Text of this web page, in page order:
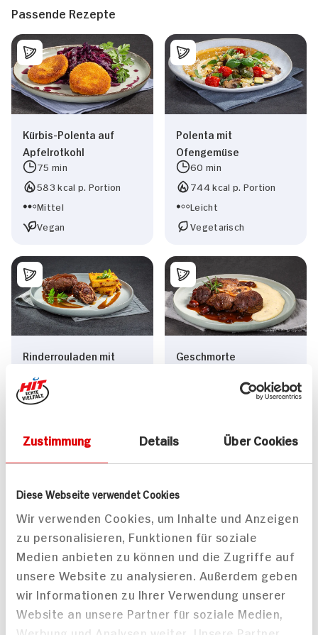
Zustimmung Details Über Cookies
Diese Webseite verwendet Cookies
Wir verwenden Cookies, um Inhalte und Anzeigen
zu personalisieren, Funktionen für soziale
Medien anbieten zu können und die Zugriffe auf
unsere Website zu analysieren. Außerdem geben
wir Informationen zu Ihrer Verwendung unserer
Website an unsere Partner für soziale Medien,
Werbung und Analysen weiter. Unsere Partner
Passende Rezepte
Kürbis-Polenta auf
Apfelrotkohl
75 min
583 kcal p. Portion
Mittel
Vegan
Polenta mit
Ofengemüse
60 min
744 kcal p. Portion
Leicht
Vegetarisch
Rinderrouladen mit
mit mediterranen
Tomaten-Polenta-
180 min
Geschmorte
Oliven-Rotwein-Sauce
220 min
Involtini mit Balsamico-
Argentinisches